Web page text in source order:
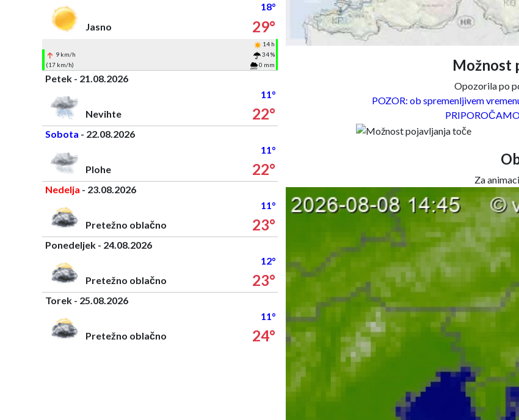
18°
Jasno
29°
14 h
9 km/h
34 %
(17 km/h)
0 mm
Petek - 21.08.2026
11°
Nevihte
22°
Sobota - 22.08.2026
11°
Plohe
22°
Nedelja - 23.08.2026
11°
Pretežno oblačno
23°
Ponedeljek - 24.08.2026
12°
Pretežno oblačno
23°
Torek - 25.08.2026
11°
Pretežno oblačno
24°
Možnost
Opozorila po
POZOR: ob spremenljivem
Za